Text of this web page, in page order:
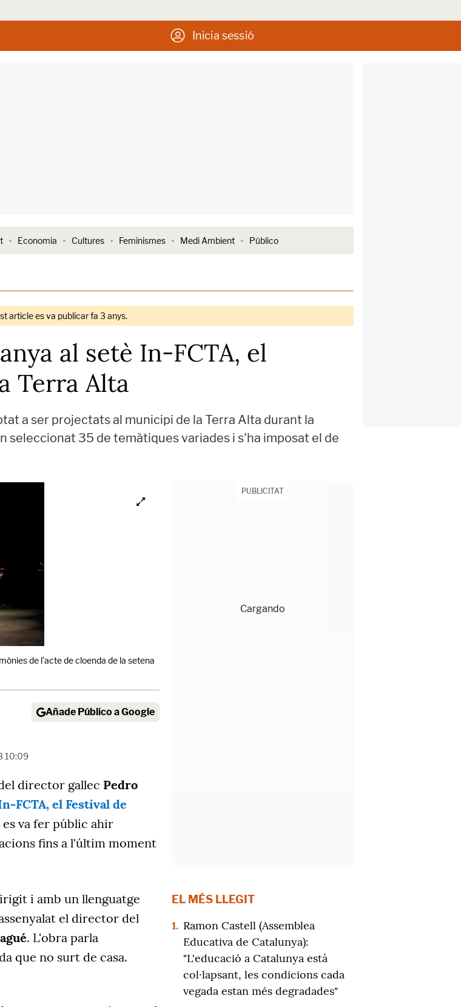
Inicia sessió
Economia Cultures Feminismes Medi Ambient Público
article es va publicar fa 3 anys.
al setè In-FCTA, el
Terra Alta
a ser projectats al municipi de la Terra Alta durant la
seleccionat 35 de temàtiques variades i s'ha imposat el de
de l'acte de cloenda de la setena
Añade Público a Google
10:09
director gallec Pedro
FCTA, el Festival de
va fer públic ahir
fins a l'últim moment
i amb un llenguatge
el director del
. L'obra parla
que no surt de casa.
PUBLICITAT
EL MÉS LLEGIT
1. Ramon Castell (Assemblea
Educativa de Catalunya):
"L'educació a Catalunya està
col·lapsant, les condicions cada
vegada estan més degradades"